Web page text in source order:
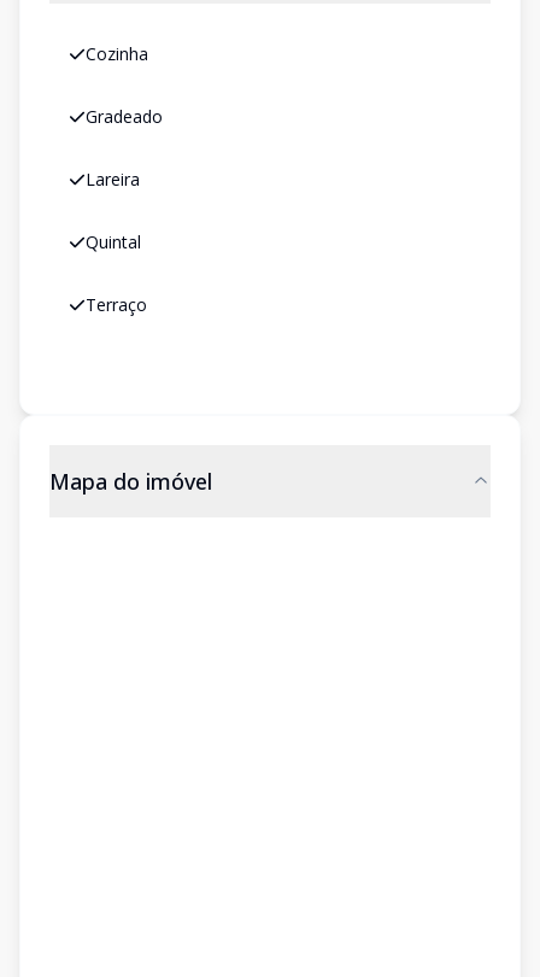
Cozinha
Gradeado
Lareira
Quintal
Terraço
Mapa do imóvel